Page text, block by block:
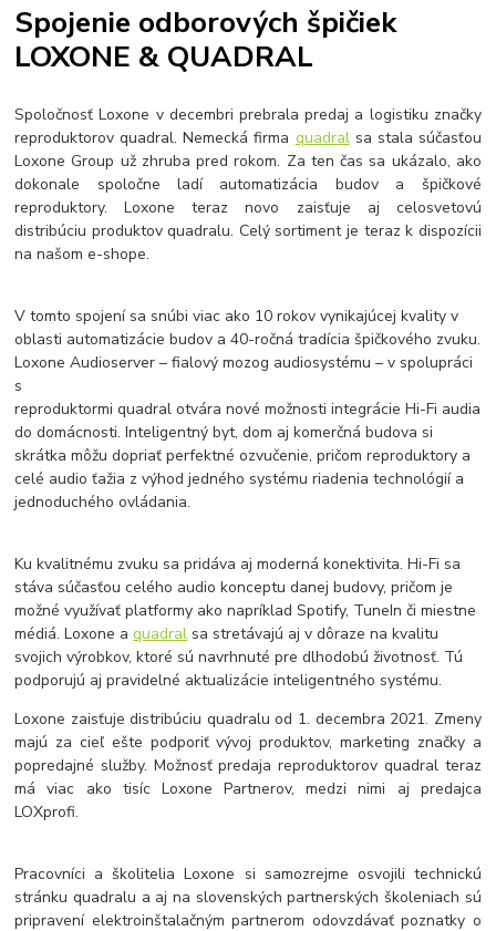
Spojenie odborových špičiek
LOXONE & QUADRAL
Spoločnosť Loxone v decembri prebrala predaj a logistiku značky
reproduktorov quadral. Nemecká firma quadralsa stala súčasťou
Loxone Group už zhruba pred rokom. Za ten čas sa ukázalo, ako
dokonale spoločne ladí automatizácia budov a špičkové
reproduktory. Loxone teraz novo zaisťuje aj celosvetovú
distribúciu produktov quadralu. Celý sortiment je teraz k dispozícii
na našom e-shope.
V tomto spojení sa snúbi viac ako 10 rokov vynikajúcej kvality v
oblasti automatizácie budov a 40-ročná tradícia špičkového zvuku.
Loxone Audioserver – fialový mozog audiosystému – v spolupráci
s
reproduktormi quadral otvára nové možnosti integrácie Hi-Fi audia
do domácnosti. Inteligentný byt, dom aj komerčná budova si
skrátka môžu dopriať perfektné ozvučenie, pričom reproduktory a
celé audio ťažia z výhod jedného systému riadenia technológií a
jednoduchého ovládania.
Ku kvalitnému zvuku sa pridáva aj moderná konektivita. Hi-Fi sa
stáva súčasťou celého audio konceptu danej budovy, pričom je
možné využívať platformy ako napríklad Spotify, TuneIn či miestne
médiá. Loxone aquadral sa stretávajú aj v dôraze na kvalitu
svojich výrobkov, ktoré sú navrhnuté pre dlhodobú životnosť. Tú
podporujú aj pravidelné aktualizácie inteligentného systému.
Loxone zaisťuje distribúciu quadralu od 1. decembra 2021. Zmeny
majú za cieľ ešte podporiť vývoj produktov, marketing značky a
popredajné služby. Možnosť predaja reproduktorov quadral teraz
má viac ako tisíc Loxone Partnerov, medzi nimi aj predajca
LOXprofi.
Pracovníci a školitelia Loxone si samozrejme osvojili technickú
stránku quadralu a aj na slovenských partnerských školeniach sú
pripravení elektroinštalačným partnerom odovzdávať poznatky o